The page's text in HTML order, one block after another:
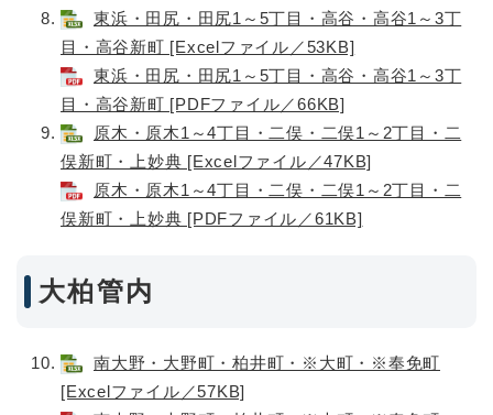
東浜・田尻・田尻1～5丁目・高谷・高谷1～3丁
目・高谷新町 [Excelファイル／53KB]
東浜・田尻・田尻1～5丁目・高谷・高谷1～3丁
目・高谷新町 [PDFファイル／66KB]
原木・原木1～4丁目・二俣・二俣1～2丁目・二
俣新町・上妙典 [Excelファイル／47KB]
原木・原木1～4丁目・二俣・二俣1～2丁目・二
俣新町・上妙典 [PDFファイル／61KB]
大柏管内
南大野・大野町・柏井町・※大町・※奉免町
[Excelファイル／57KB]